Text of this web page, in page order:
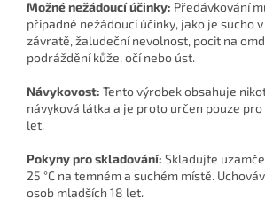
Možné nežádoucí účinky: Předávkování
případné nežádoucí účinky, jako je sucho
závratě, žaludeční nevolnost, pocit na
podráždění kůže, očí nebo úst.
Návykovost: Tento výrobek obsahuje
návyková látka a je proto určen pouze
let.
Pokyny pro skladování: Skladujte
25 °C na temném a suchém místě.
osob mladších 18 let.